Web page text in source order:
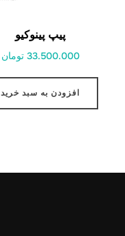
پیپ پینوکیو
33.500.000 تومان
افزودن به سبد خرید